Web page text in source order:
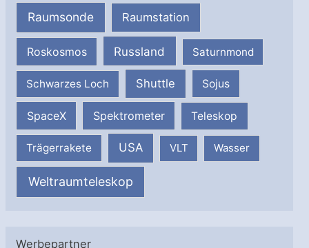
Raumsonde Raumstation
Roskosmos Russland Saturnmond
Schwarzes Loch Shuttle Sojus
SpaceX Spektrometer Teleskop
Trägerrakete USA VLT Wasser
Weltraumteleskop
Werbepartner